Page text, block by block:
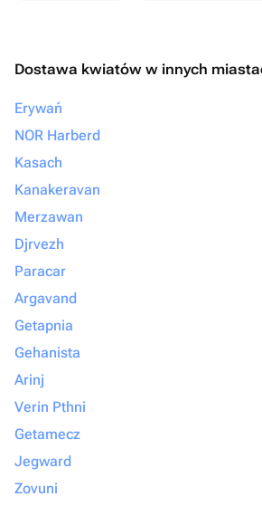
Dostawa kwiatów w innych
Erywań
NOR Harberd
Kasach
Kanakeravan
Merzawan
Djrvezh
Paracar
Argavand
Getapnia
Gehanista
Arinj
Verin Pthni
Getamecz
Jegward
Zovuni